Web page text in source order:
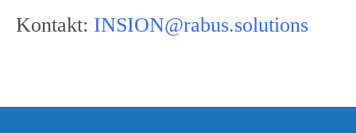
Kontakt: INSION@rabus.solutions